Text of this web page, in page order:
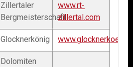
Zillertaler
Bergmeisterschaft
www.rt-
zillertal.com
Glocknerkönig
Dolomiten